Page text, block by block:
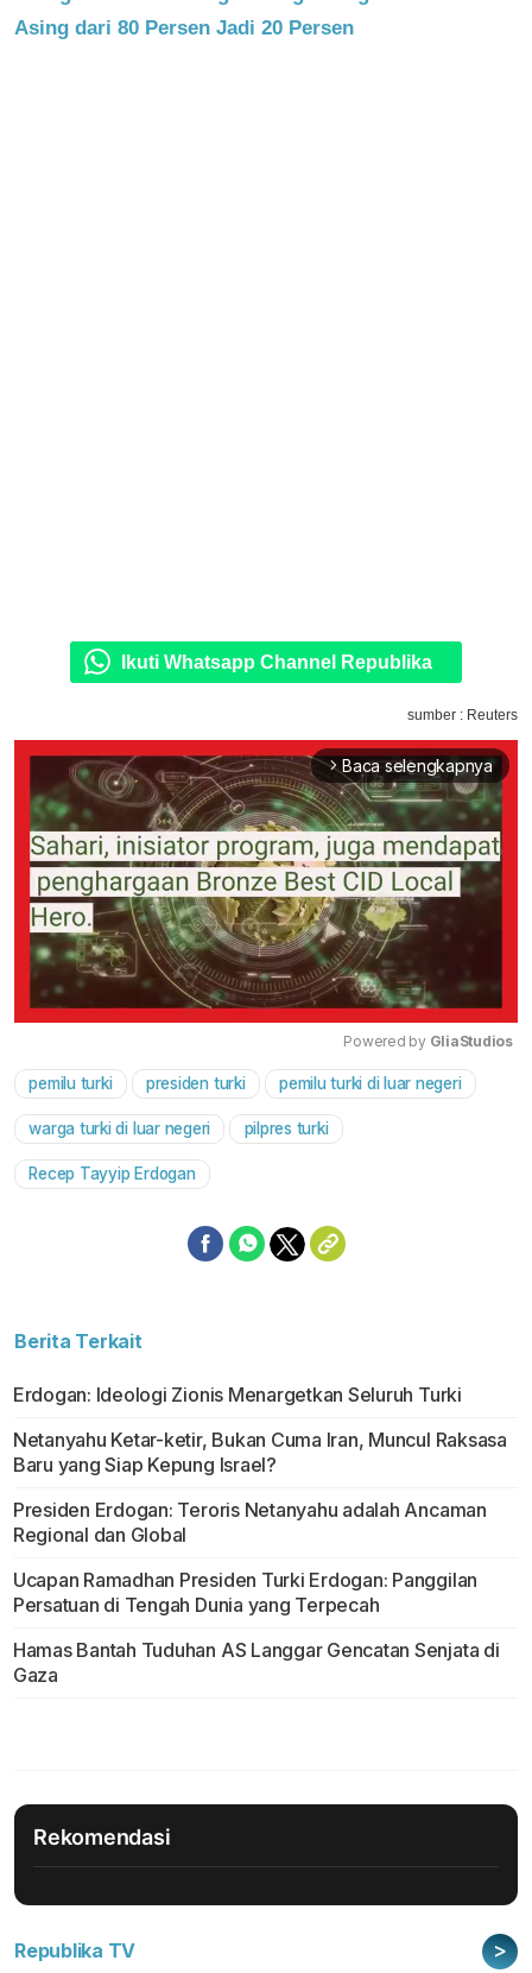
Asing dari 80 Persen Jadi 20 Persen
Ikuti Whatsapp Channel Republika
sumber : Reuters
arrow_forward_ios Baca selengkapnya
Mute
Powered by GliaStudios
pemilu turki presiden turki pemilu turki di luar negeri
warga turki di luar negeri pilpres turki
Recep Tayyip Erdogan
Berita Terkait
Erdogan: Ideologi Zionis Menargetkan Seluruh Turki
Netanyahu Ketar-ketir, Bukan Cuma Iran, Muncul Raksasa
Baru yang Siap Kepung Israel?
Presiden Erdogan: Teroris Netanyahu adalah Ancaman
Regional dan Global
Ucapan Ramadhan Presiden Turki Erdogan: Panggilan
Persatuan di Tengah Dunia yang Terpecah
Hamas Bantah Tuduhan AS Langgar Gencatan Senjata di
Gaza
Rekomendasi
Republika TV >